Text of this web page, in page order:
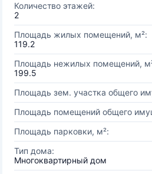
Количество этажей:
2
Площадь жилых помещений, м²:
119.2
Площадь нежилых помещений,
199.5
Площадь зем. участка общего
Площадь помещений общего
Площадь парковки, м²:
Тип дома:
Многоквартирный дом